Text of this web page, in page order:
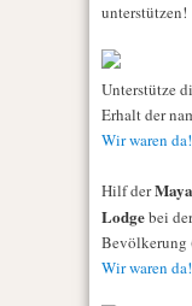
unterstützen!
Unterstütze
Erhalt der
Wir waren
Hilf der
Lodgebei
Bevölkerung
Wir waren